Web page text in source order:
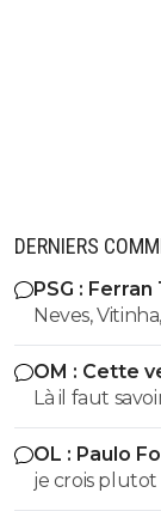
DERNIERS
PSG :
Neves,
OM : Cette
Là il faut
qui risquent
tirer 1 million
vaudra pas
OL : Paulo
je crois